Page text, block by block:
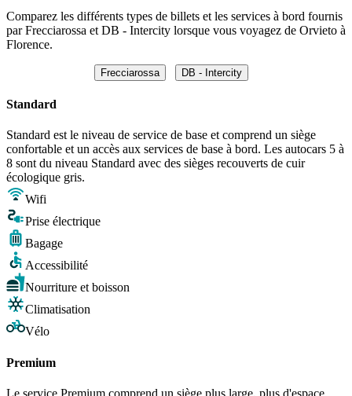
Comparez les différents types de billets et les services à bord fournis
par Frecciarossa et DB - Intercity lorsque vous voyagez de Orvieto à
Florence.
Frecciarossa DB - Intercity
Standard
Standard est le niveau de service de base et comprend un siège
confortable et un accès aux services de base à bord. Les autocars 5 à
8 sont du niveau Standard avec des sièges recouverts de cuir
écologique gris.
Wifi
Prise électrique
Bagage
Accessibilité
Nourriture et boisson
Climatisation
Vélo
Premium
Le service Premium comprend un siège plus large, plus d'espace